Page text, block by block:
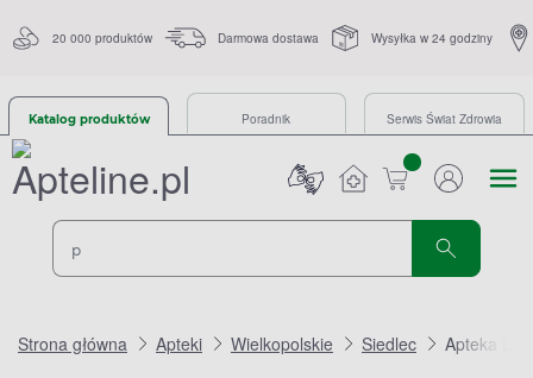
20 000 produktów Darmowa dostawa Wysyłka w 24 godziny
Katalog produktów Poradnik Serwis Świat Zdrowia
sztuk
Strona główna Apteki Wielkopolskie Siedlec Apteka